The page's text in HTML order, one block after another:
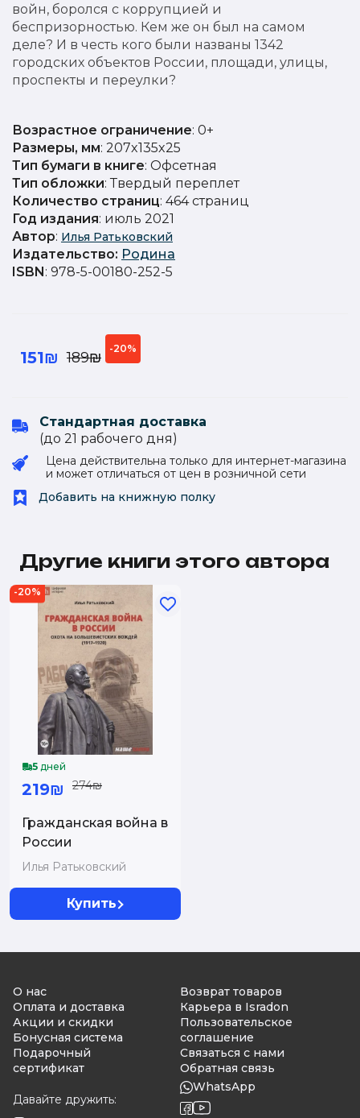
войн, боролся с коррупцией и
беспризорностью. Кем же он был на самом
деле? И в честь кого были названы 1342
городских объектов России, площади, улицы,
проспекты и переулки?
Возрастное ограничение: 0+
Размеры, мм: 207x135x25
Тип бумаги в книге: Офсетная
Тип обложки: Твердый переплет
Количество страниц: 464 страниц
Год издания: июль 2021
Автор: Илья Ратьковский
Издательство: Родина
ISBN: 978-5-00180-252-5
151₪ 189₪
-20%
Стандартная доставка
(до 21 рабочего дня)
Цена действительна только для интернет-магазина
и может отличаться от цен в розничной сети
Добавить на книжную полку
Другие книги этого автора
-20%
5 дней
219₪ 274₪
Гражданская война в
России
Илья Ратьковский
Купить
О нас
Оплата и доставка
Акции и скидки
Бонусная система
Подарочный
сертификат
Давайте дружить:
Возврат товаров
Карьера в Isradon
Пользовательское
соглашение
Связаться с нами
Обратная связь
WhatsApp